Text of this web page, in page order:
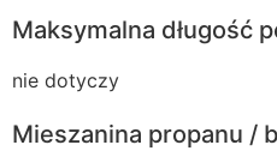
Maksymalna długość
nie dotyczy
Mieszanina propanu /